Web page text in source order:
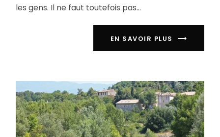
les gens. Il ne faut toutefois pas...
EN SAVOIR PLUS